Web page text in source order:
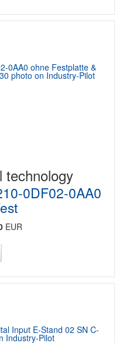
technology
0DF02-0AA0
EUR